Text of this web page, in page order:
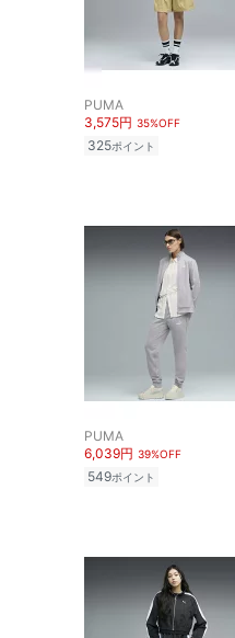
PUMA
3,575円 35%OFF
325ポイント
PUMA
6,039円 39%OFF
549ポイント